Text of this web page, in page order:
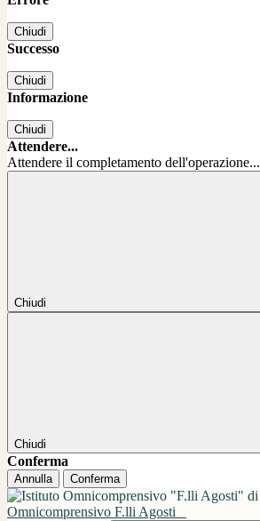
Chiudi
Successo
Chiudi
Informazione
Chiudi
Attendere...
Attendere il completamento dell'operazione...
Chiudi
Chiudi
Conferma
Annulla Conferma
Omnicomprensivo F.lli Agosti